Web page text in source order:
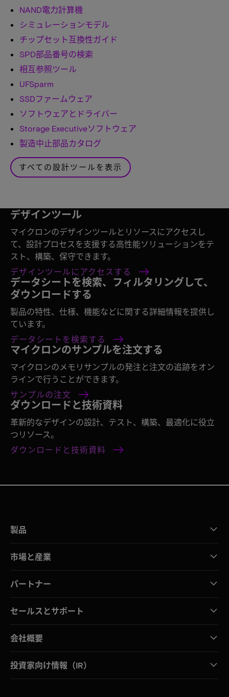
NAND電力計算機
シミュレーションモデル
チップセット互換性ガイド
SPD部品番号の検索
相互参照ツール
UFSparm
SSDファームウェア
ソフトウェアとドライバー
Storage Executiveソフトウェア
製造中止部品カタログ
すべての設計ツールを表示
デザインツール
マイクロンのデザインツールとリソースにアクセスし
て、設計プロセスを支援する高性能ソリューションをテ
スト、構築、保守できます。
デザインツールにアクセスする
データシートを検索、フィルタリングして、
ダウンロードする
製品の特性、仕様、機能などに関する詳細情報を提供し
ています。
データシートを検索する
マイクロンのサンプルを注文する
マイクロンのメモリサンプルの発注と注文の追跡をオン
ラインで行うことができます。
サンプルの注文
ダウンロードと技術資料
革新的なデザインの設計、テスト、構築、最適化に役立
つリソース。
ダウンロードと技術資料
製品
市場と産業
パートナー
セールスとサポート
会社概要
投資家向け情報（IR）